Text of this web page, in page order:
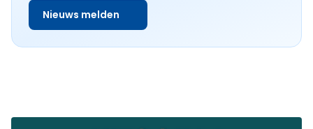
Nieuws melden